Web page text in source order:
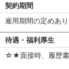
契約期間
雇用期間の定めあ
待遇・福利厚生
☆★面接時、履歴